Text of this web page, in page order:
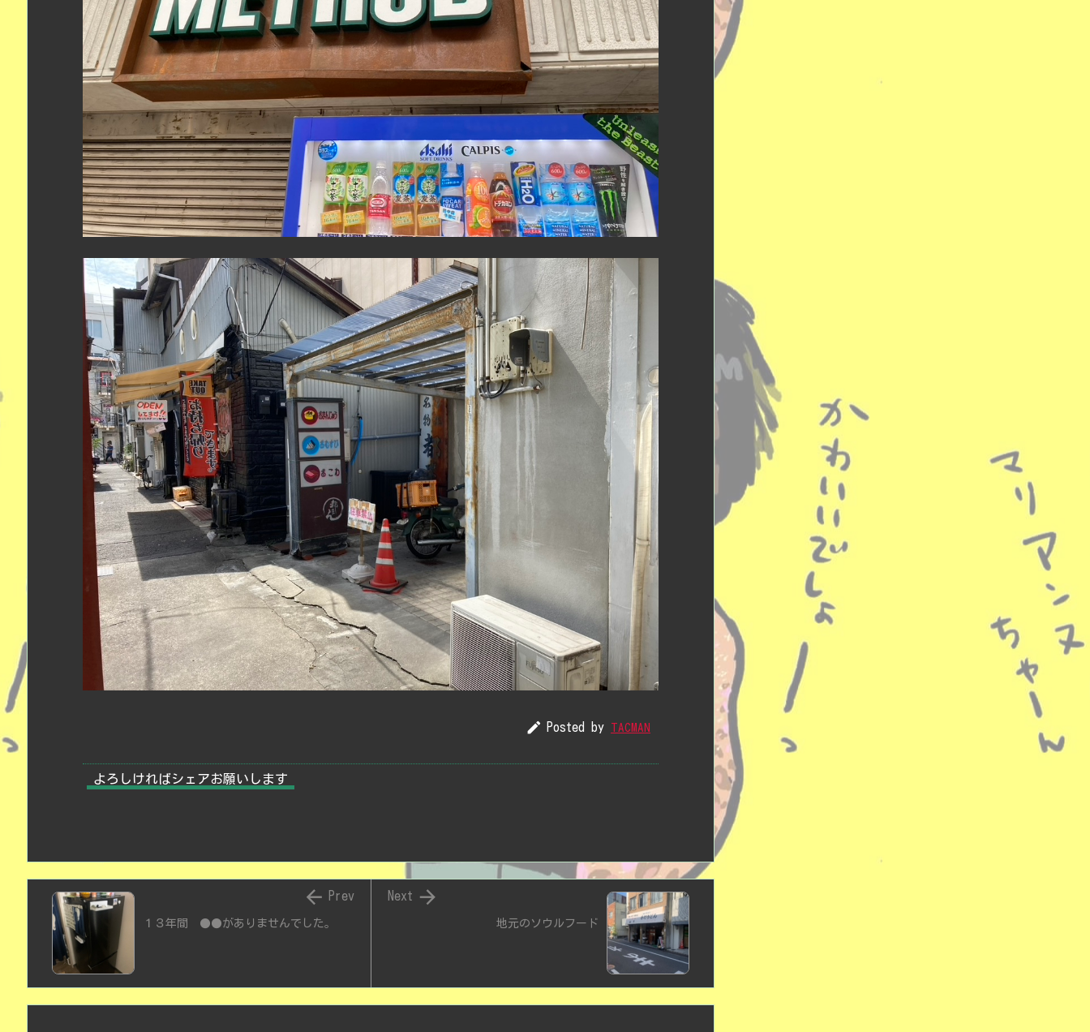
 Posted by TACMAN
よろしければシェアお願いします
地元のソウルフード

Next
１３年間 ●●がありませんでした。
 Prev